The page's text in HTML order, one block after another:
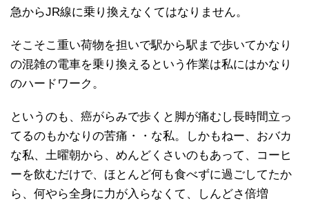
急からJR線に乗り換えなくてはなりません。
そこそこ重い荷物を担いで駅から駅まで歩いてかなり
の混雑の電車を乗り換えるという作業は私にはかなり
のハードワーク。
というのも、癌がらみで歩くと脚が痛むし長時間立っ
てるのもかなりの苦痛・・な私。しかもねー、おバカ
な私、土曜朝から、めんどくさいのもあって、コーヒ
ーを飲むだけで、ほとんど何も食べずに過ごしてたか
ら、何やら全身に力が入らなくて、しんどさ倍増